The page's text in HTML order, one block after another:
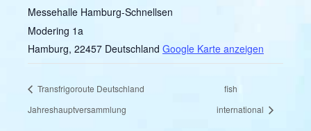
Messehalle Hamburg-Schnellsen
Modering 1a
Hamburg, 22457 Deutschland Google Karte anzeigen
Transfrigoroute Deutschland
Jahreshauptversammlung
fish
international